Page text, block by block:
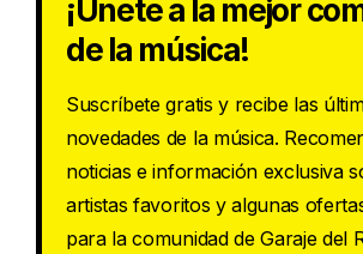
¡Únete a la mejor
de la música!
Suscríbete gratis y recibe las
novedades de la música.
noticias e información exclusiva
artistas favoritos y algunas
para la comunidad de Garaje del